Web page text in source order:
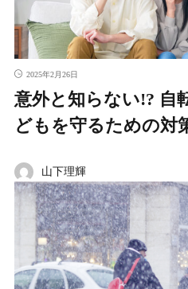
2025年2月26日
意外と知らない!? 自
どもを守るための対
山下理輝